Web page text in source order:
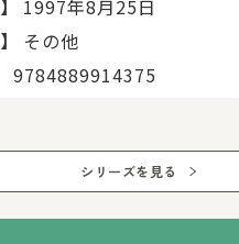
】
1997年8月25日
】
その他
9784889914375
シリーズを見る